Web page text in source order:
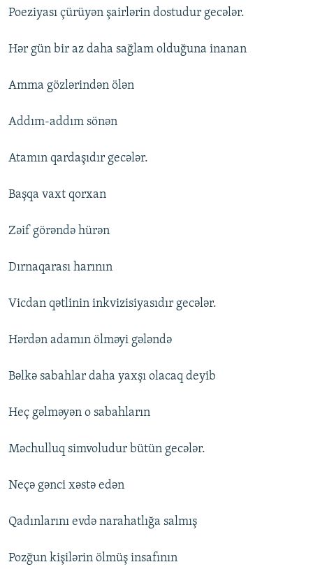
Poeziyası çürüyən şairlərin dostudur gecələr.
Hər gün bir az daha sağlam olduğuna inanan
Amma gözlərindən ölən
Addım-addım sönən
Atamın qardaşıdır gecələr.
Başqa vaxt qorxan
Zəif görəndə hürən
Dırnaqarası harının
Vicdan qətlinin inkvizisiyasıdır gecələr.
Hərdən adamın ölməyi gələndə
Bəlkə sabahlar daha yaxşı olacaq deyib
Heç gəlməyən o sabahların
Məchulluq simvoludur bütün gecələr.
Neçə gənci xəstə edən
Qadınlarını evdə narahatlığa salmış
Pozğun kişilərin ölmüş insafının